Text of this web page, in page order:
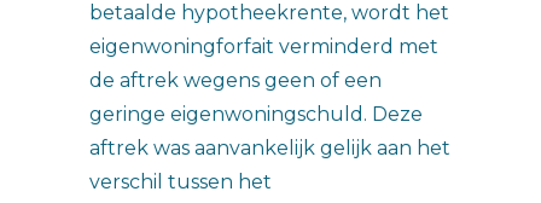
betaalde hypotheekrente, wordt het
eigenwoningforfait verminderd met
de aftrek wegens geen of een
geringe eigenwoningschuld. Deze
aftrek was aanvankelijk gelijk aan het
verschil tussen het